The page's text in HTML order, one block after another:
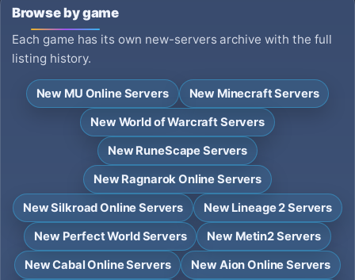
Browse by game
Each game has its own new-servers archive with the full
listing history.
New MU Online Servers
New Minecraft Servers
New World of Warcraft Servers
New RuneScape Servers
New Ragnarok Online Servers
New Silkroad Online Servers
New Lineage 2 Servers
New Perfect World Servers
New Metin2 Servers
New Cabal Online Servers
New Aion Online Servers